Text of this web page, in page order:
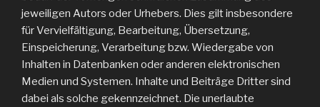
jeweiligen Autors oder Urhebers. Dies gilt insbesondere
für Vervielfältigung, Bearbeitung, Übersetzung,
Einspeicherung, Verarbeitung bzw. Wiedergabe von
Inhalten in Datenbanken oder anderen elektronischen
Medien und Systemen. Inhalte und Beiträge Dritter sind
dabei als solche gekennzeichnet. Die unerlaubte